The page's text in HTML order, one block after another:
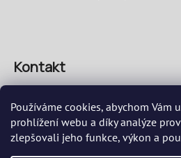
Používáme cookies, abychom
prohlížení webu a díky analýze
zlepšovali jeho funkce, výkon a
Kontakt
info@speciosa.eu